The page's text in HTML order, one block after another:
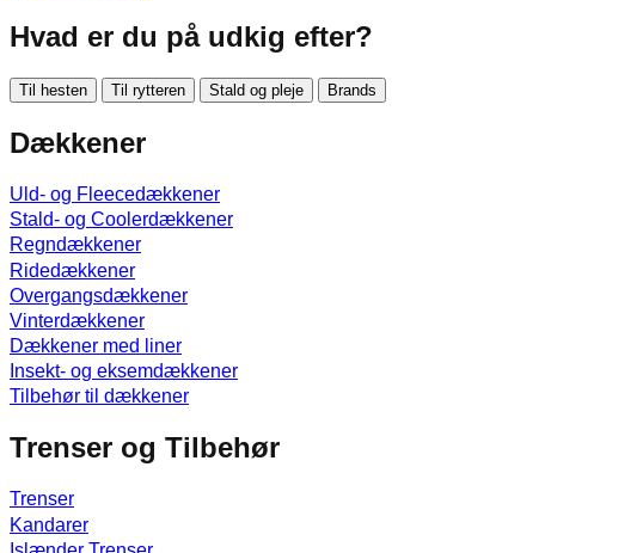
Hvad er du på udkig efter?
Til hesten Til rytteren Stald og pleje Brands
Dækkener
Uld- og Fleecedækkener
Stald- og Coolerdækkener
Regndækkener
Ridedækkener
Overgangsdækkener
Vinterdækkener
Dækkener med liner
Insekt- og eksemdækkener
Tilbehør til dækkener
Trenser og Tilbehør
Trenser
Kandarer